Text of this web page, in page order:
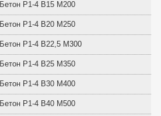
Бетон Р1-4 В15 M200
Бетон Р1-4 В20 M250
Бетон Р1-4 В22,5 M300
Бетон Р1-4 В25 M350
Бетон Р1-4 В30 M400
Бетон Р1-4 В40 M500